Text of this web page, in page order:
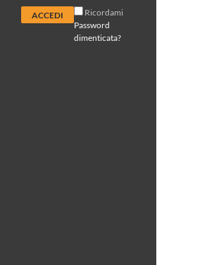
Ricordami
Password
dimenticata?